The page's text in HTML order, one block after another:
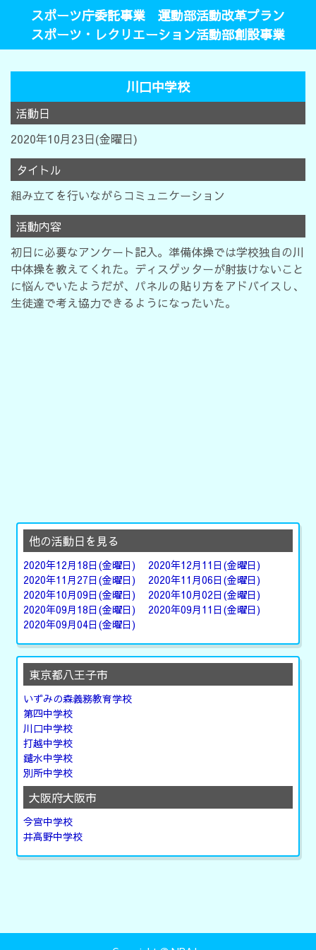
スポーツ庁委託事業 運動部活動改革プラン
スポーツ・レクリエーション活動部創設事業
川口中学校
活動日
2020年10月23日(金曜日)
タイトル
組み立てを行いながらコミュニケーション
活動内容
初日に必要なアンケート記入。準備体操では学校独自の川
中体操を教えてくれた。ディスゲッターが射抜けないこと
に悩んでいたようだが、パネルの貼り方をアドバイスし、
生徒達で考え協力できるようになったいた。
他の活動日を見る
2020年12月18日(金曜日)
2020年12月11日(金曜日)
2020年11月27日(金曜日)
2020年11月06日(金曜日)
2020年10月09日(金曜日)
2020年10月02日(金曜日)
2020年09月18日(金曜日)
2020年09月11日(金曜日)
2020年09月04日(金曜日)
東京都八王子市
いずみの森義務教育学校
第四中学校
川口中学校
打越中学校
鑓水中学校
別所中学校
大阪府大阪市
今宮中学校
井高野中学校